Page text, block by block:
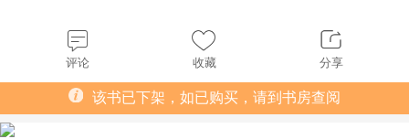
评论 收藏 分享
该书已下架，如已购买，请到书房查阅